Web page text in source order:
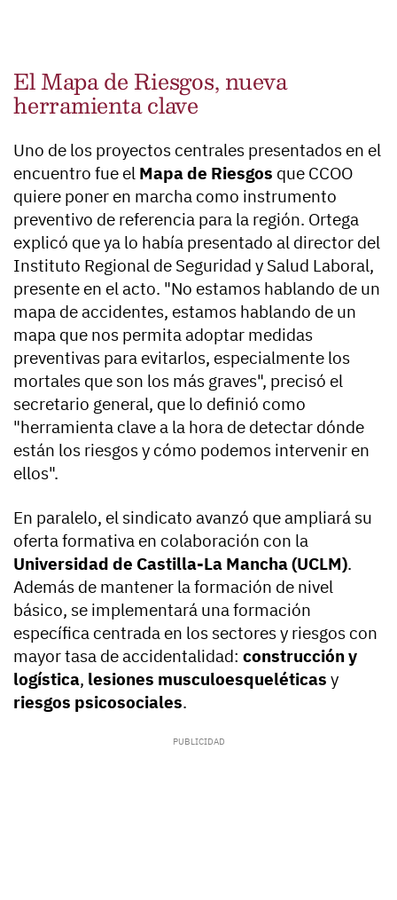
El Mapa de Riesgos, nueva
herramienta clave
Uno de los proyectos centrales presentados en el
encuentro fue el Mapa de Riesgos que CCOO
quiere poner en marcha como instrumento
preventivo de referencia para la región. Ortega
explicó que ya lo había presentado al director del
Instituto Regional de Seguridad y Salud Laboral,
presente en el acto. "No estamos hablando de un
mapa de accidentes, estamos hablando de un
mapa que nos permita adoptar medidas
preventivas para evitarlos, especialmente los
mortales que son los más graves", precisó el
secretario general, que lo definió como
"herramienta clave a la hora de detectar dónde
están los riesgos y cómo podemos intervenir en
ellos".
En paralelo, el sindicato avanzó que ampliará su
oferta formativa en colaboración con la
Universidad de Castilla-La Mancha (UCLM).
Además de mantener la formación de nivel
básico, se implementará una formación
específica centrada en los sectores y riesgos con
mayor tasa de accidentalidad: construcción y
logística, lesiones musculoesqueléticas y
riesgos psicosociales.